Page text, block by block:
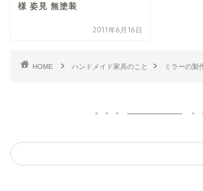
様 姿見 無塗装
2011年6月16日
HOME ハンドメイド家具のこと ミラーの製